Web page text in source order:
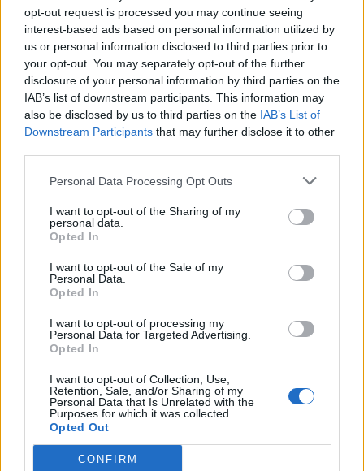
opt-out request is processed you may continue seeing
interest-based ads based on personal information utilized by
us or personal information disclosed to third parties prior to
your opt-out. You may separately opt-out of the further
disclosure of your personal information by third parties on the
IAB’s list of downstream participants. This information may
also be disclosed by us to third parties on the IAB’s List of
Downstream Participants that may further disclose it to other
Personal Data Processing Opt Outs
I want to opt-out of the Sharing of my
personal data.
Opted In
I want to opt-out of the Sale of my
Personal Data.
Opted In
I want to opt-out of processing my
Personal Data for Targeted Advertising.
Opted In
I want to opt-out of Collection, Use,
Retention, Sale, and/or Sharing of my
Personal Data that Is Unrelated with the
Purposes for which it was collected.
Opted Out
CONFIRM
Přihlásit se a odpovědět #45
KamilaLiska |Předmět:RE: RE: RE: RE: 11.11.24 02:34:26
Reakce na příspěvek
Ještě horší, než se odborníci báli. Dětí se může
narodit nejméně v historii
https://www.seznamzpravy.cz/clanek/domaci-zivot-v-
cesku-letos-se-muze-narodit-nejmene-deti-v-historii-
problem-je-to-z-mnoha-duvodu-263093
Přihlásit se a odpovědět